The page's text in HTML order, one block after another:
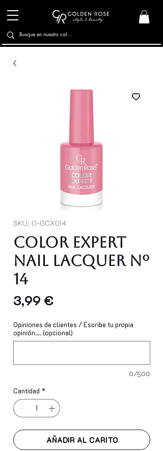
SKU: O-GCX014
Color Expert
Nail Lacquer Nº
14
3,99 €
Opiniones de clientes / Escribe tu propia
opinión.... (opcional)
0/500
Cantidad *
AÑADIR AL CARITO